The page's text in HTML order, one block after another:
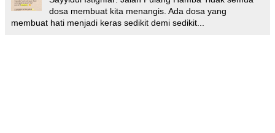
dosa membuat kita menangis. Ada dosa yang
membuat hati menjadi keras sedikit demi sedikit...